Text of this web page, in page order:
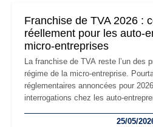
Franchise de TVA 2026 :
réellement pour les auto-
micro-entreprises
La franchise de TVA reste l’un des
régime de la micro-entreprise.
réglementaires annoncées pour
interrogations chez les auto-
facturation ou risque de bascule
25/05/